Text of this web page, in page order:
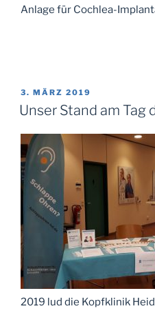
Anlage für Cochlea-
VERÖFFENTLICHT
AM
3. MÄRZ 2019
Unser Stand am Tag
2019 lud die Kopfklinik